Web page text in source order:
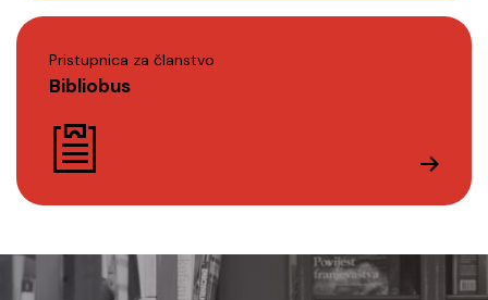
Pristupnica za članstvo
Bibliobus